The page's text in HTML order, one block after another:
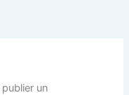
un